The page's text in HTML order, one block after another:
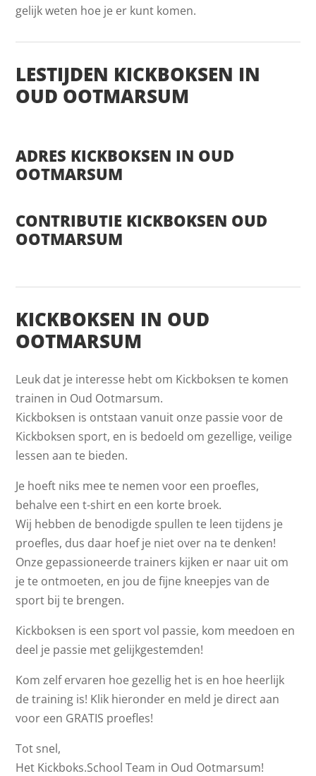
gelijk weten hoe je er kunt komen.
LESTIJDEN KICKBOKSEN IN
OUD OOTMARSUM
ADRES KICKBOKSEN IN OUD
OOTMARSUM
CONTRIBUTIE KICKBOKSEN OUD
OOTMARSUM
KICKBOKSEN IN OUD
OOTMARSUM
Leuk dat je interesse hebt om Kickboksen te komen
trainen in Oud Ootmarsum.
Kickboksen is ontstaan vanuit onze passie voor de
Kickboksen sport, en is bedoeld om gezellige, veilige
lessen aan te bieden.
Je hoeft niks mee te nemen voor een proefles,
behalve een t-shirt en een korte broek.
Wij hebben de benodigde spullen te leen tijdens je
proefles, dus daar hoef je niet over na te denken!
Onze gepassioneerde trainers kijken er naar uit om
je te ontmoeten, en jou de fijne kneepjes van de
sport bij te brengen.
Kickboksen is een sport vol passie, kom meedoen en
deel je passie met gelijkgestemden!
Kom zelf ervaren hoe gezellig het is en hoe heerlijk
de training is! Klik hieronder en meld je direct aan
voor een GRATIS proefles!
Tot snel,
Het Kickboks.School Team in Oud Ootmarsum!